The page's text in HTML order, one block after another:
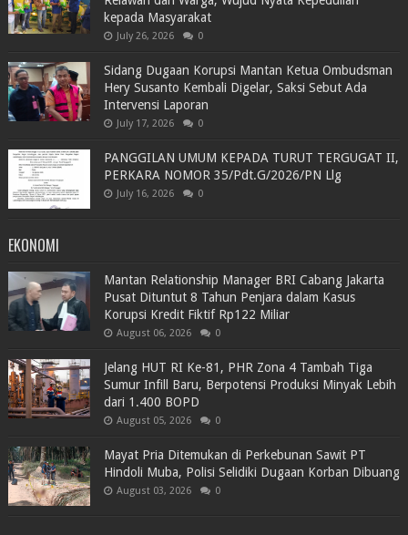
kepada Masyarakat
July 26, 2026 0
Sidang Dugaan Korupsi Mantan Ketua Ombudsman
Hery Susanto Kembali Digelar, Saksi Sebut Ada
Intervensi Laporan
July 17, 2026 0
PANGGILAN UMUM KEPADA TURUT TERGUGAT II,
PERKARA NOMOR 35/Pdt.G/2026/PN Llg
July 16, 2026 0
EKONOMI
Mantan Relationship Manager BRI Cabang Jakarta
Pusat Dituntut 8 Tahun Penjara dalam Kasus
Korupsi Kredit Fiktif Rp122 Miliar
August 06, 2026 0
Jelang HUT RI Ke-81, PHR Zona 4 Tambah Tiga
Sumur Infill Baru, Berpotensi Produksi Minyak Lebih
dari 1.400 BOPD
August 05, 2026 0
Mayat Pria Ditemukan di Perkebunan Sawit PT
Hindoli Muba, Polisi Selidiki Dugaan Korban Dibuang
August 03, 2026 0